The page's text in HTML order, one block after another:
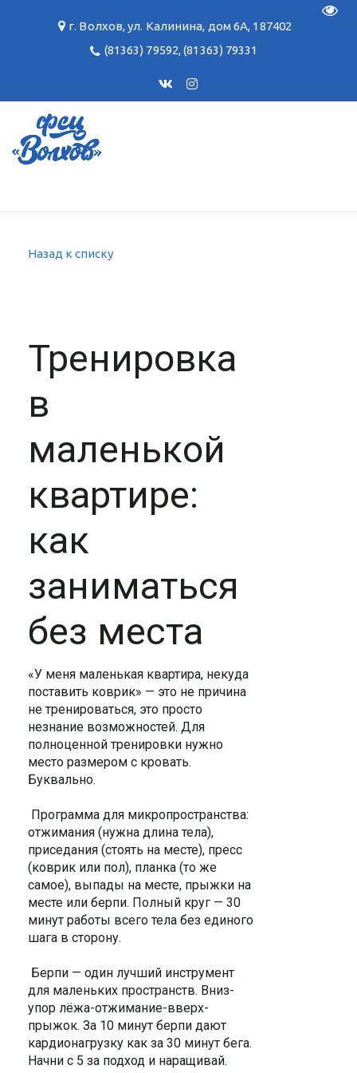
г. Волхов,ул. Калинина, дом 6А, 187402
(81363) 79592,(81363) 79331
Назад к списку
Тренировка
в
маленькой
квартире:
как
заниматься
без места
«У меня маленькая квартира, некуда
поставить коврик» — это не причина
не тренироваться, это просто
незнание возможностей. Для
полноценной тренировки нужно
место размером с кровать.
Буквально.
Программа для микропространства:
отжимания (нужна длина тела),
приседания (стоять на месте), пресс
(коврик или пол), планка (то же
самое), выпады на месте, прыжки на
месте или берпи. Полный круг — 30
минут работы всего тела без единого
шага в сторону.
Берпи — один лучший инструмент
для маленьких пространств. Вниз-
упор лёжа-отжимание-вверх-
прыжок. За 10 минут берпи дают
кардионагрузку как за 30 минут бега.
Начни с 5 за подход и наращивай.